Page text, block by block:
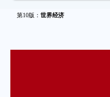
第10版： 世界经济